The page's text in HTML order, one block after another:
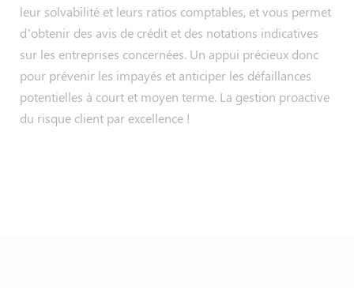
leur solvabilité et leurs ratios comptables, et vous permet
d’obtenir des avis de crédit et des notations indicatives
sur les entreprises concernées. Un appui précieux donc
pour prévenir les impayés et anticiper les défaillances
potentielles à court et moyen terme. La gestion proactive
du risque client par excellence !